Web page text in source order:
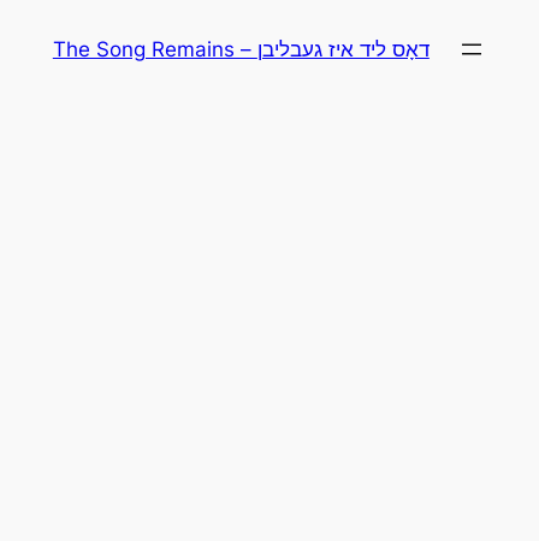
The Song Remains – דאָס ליד איז געבליבן